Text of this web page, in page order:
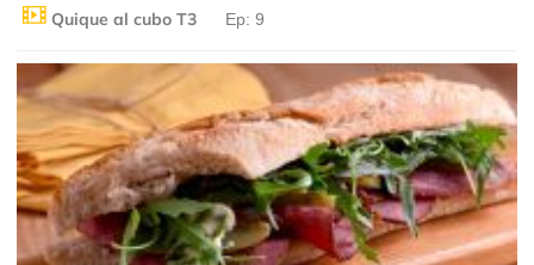
Quique al cubo T3 Ep: 9